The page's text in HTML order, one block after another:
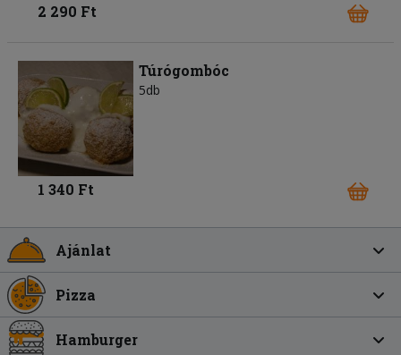
2 290 Ft
Túrógombóc
5db
1 340 Ft
Ajánlat
Pizza
Hamburger